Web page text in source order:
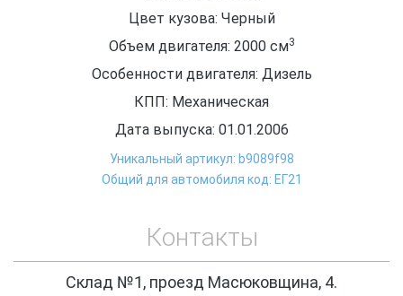
Цвет кузова: Черный
Объем двигателя: 2000 см3
Особенности двигателя: Дизель
КПП: Механическая
Дата выпуска: 01.01.2006
Уникальный артикул: b9089f98
Общий для автомобиля код: ЕГ21
Контакты
Склад №1, проезд Масюковщина, 4.